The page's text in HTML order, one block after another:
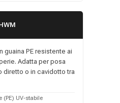
guaina PE resistente ai
Adatta per posa
diretto o in cavidotto tra
(PE) UV-stabile